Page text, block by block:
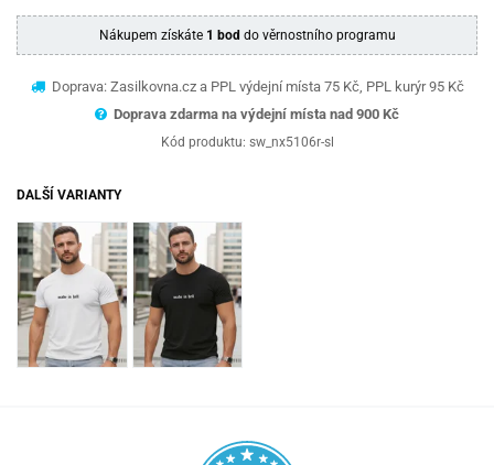
Nákupem získáte 1 bod do věrnostního programu
Doprava: Zasilkovna.cz a PPL výdejní místa 75 Kč, PPL kurýr 95 Kč
Doprava zdarma na výdejní místa nad 900 Kč
Kód produktu: sw_nx5106r-sl
DALŠÍ VARIANTY